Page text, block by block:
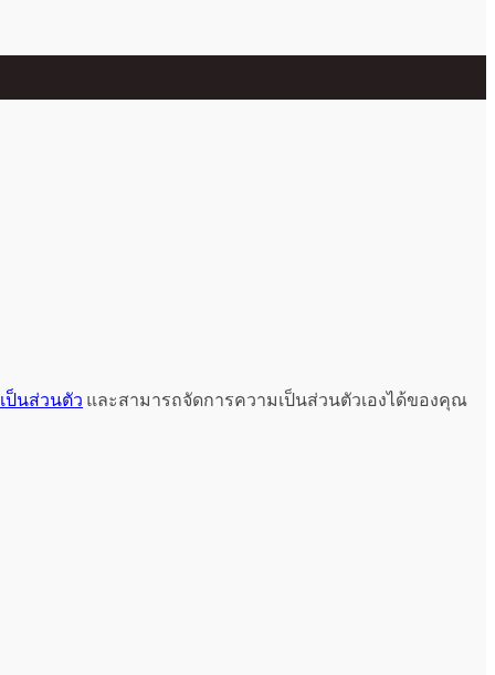
ป็นส่วนตัว และสามารถจัดการความเป็นส่วนตัวเองได้ของคุณ